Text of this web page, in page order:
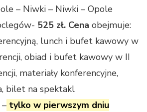
– Niwki – Niwki – Opole
525 zł. Cena obejmuje:
lunch i bufet kawowy w
obiad i bufet kawowy w II
materiały konferencyjne,
bilet na spektakl
tylko w pierwszym dniu